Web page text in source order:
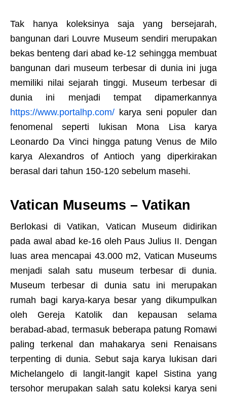
Tak hanya koleksinya saja yang bersejarah,
bangunan dari Louvre Museum sendiri merupakan
bekas benteng dari abad ke-12 sehingga membuat
bangunan dari museum terbesar di dunia ini juga
memiliki nilai sejarah tinggi. Museum terbesar di
dunia ini menjadi tempat dipamerkannya
https://www.portalhp.com/ karya seni populer dan
fenomenal seperti lukisan Mona Lisa karya
Leonardo Da Vinci hingga patung Venus de Milo
karya Alexandros of Antioch yang diperkirakan
berasal dari tahun 150-120 sebelum masehi.
Vatican Museums – Vatikan
Berlokasi di Vatikan, Vatican Museum didirikan
pada awal abad ke-16 oleh Paus Julius II. Dengan
luas area mencapai 43.000 m2, Vatican Museums
menjadi salah satu museum terbesar di dunia.
Museum terbesar di dunia satu ini merupakan
rumah bagi karya-karya besar yang dikumpulkan
oleh Gereja Katolik dan kepausan selama
berabad-abad, termasuk beberapa patung Romawi
paling terkenal dan mahakarya seni Renaisans
terpenting di dunia. Sebut saja karya lukisan dari
Michelangelo di langit-langit kapel Sistina yang
tersohor merupakan salah satu koleksi karya seni